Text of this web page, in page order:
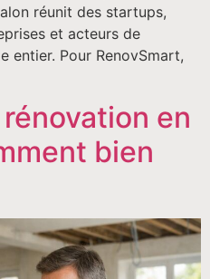
réunit des startups,
et acteurs de
entier. Pour RenovSmart,
en
bien